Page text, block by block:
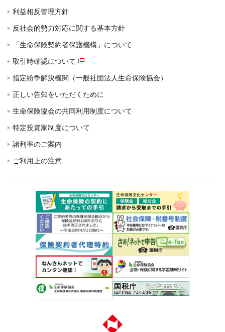
利益相反管理方針
反社会的勢力対応に関する基本方針
「生命保険契約者保護機構」について
取引時確認について
指定紛争解決機関（一般社団法人生命保険協会）
正しい告知をいただくために
生命保険協会の共同利用制度について
特定投資家制度について
諸利率のご案内
ご利用上の注意